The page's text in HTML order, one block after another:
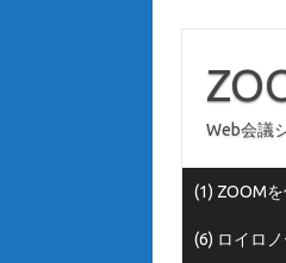
ッ
プ
Web会議
(1) ZOOM
(6) ロイロ